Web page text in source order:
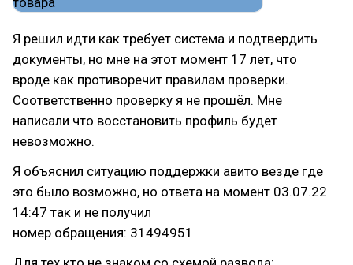
Я решил идти как требует система и подтвердить
документы, но мне на этот момент 17 лет, что
вроде как противоречит правилам проверки.
Соответственно проверку я не прошёл. Мне
написали что восстановить профиль будет
невозможно.
Я объяснил ситуацию поддержки авито везде где
это было возможно, но ответа на момент 03.07.22
14:47 так и не получил
номер обращения: 31494951